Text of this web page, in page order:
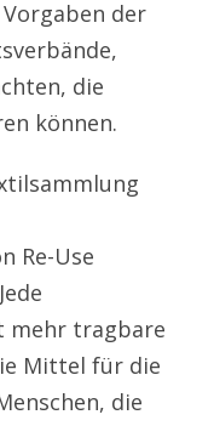
der
die
können.
Re-Use
mehr tragbare
Mittel für die
die